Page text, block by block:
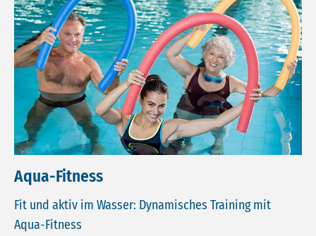
Aqua-Fitness
Fit und aktiv im Wasser: Dynamisches Training mit
Aqua-Fitness